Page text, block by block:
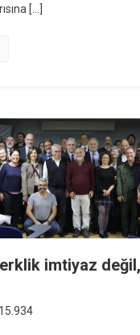
[…]
imtiyaz değil,